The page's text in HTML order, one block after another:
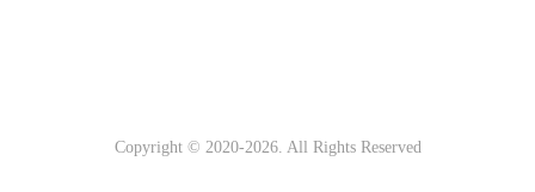
Copyright © 2020-2026. All Rights Reserved